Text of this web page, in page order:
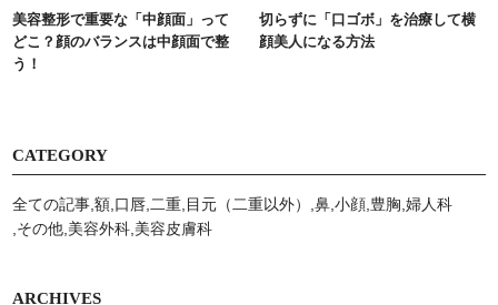
美容整形で重要な「中顔面」って
どこ？顔のバランスは中顔面で整
う！
切らずに「口ゴボ」を治療して横
顔美人になる方法
CATEGORY
全ての記事 額 口唇 二重 目元（二重以外） 鼻 小顔 豊胸 婦人科
その他 美容外科 美容⽪膚科
ARCHIVES